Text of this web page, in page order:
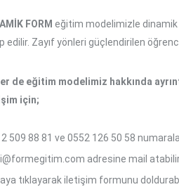
FORM eğitim modelimizle
edilir. Zayıf yönleri güçlendirilen
de eğitim modelimiz hakkında
için;
509 88 81 ve 0552 126 50 58
adresine mail
tıklayarak iletişim formunu